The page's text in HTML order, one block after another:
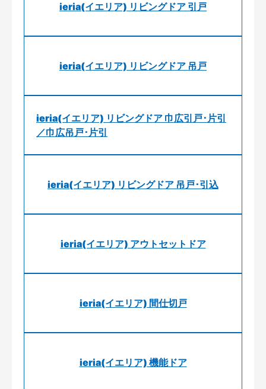
ieria(イエリア) リビングドア 引戸
ieria(イエリア) リビングドア 吊戸
ieria(イエリア) リビングドア 巾広引戸･片引
／巾広吊戸･片引
ieria(イエリア) リビングドア 吊戸･引込
ieria(イエリア) アウトセットドア
ieria(イエリア) 間仕切戸
ieria(イエリア) 機能ドア